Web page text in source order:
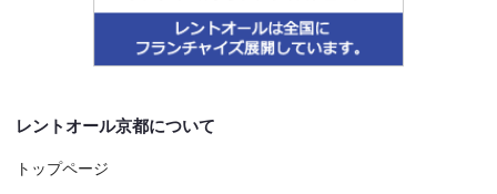
レントオール京都について
トップページ